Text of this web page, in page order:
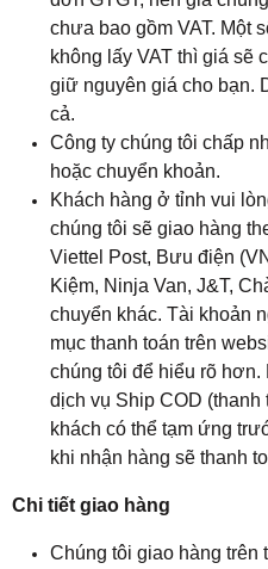
chưa bao gồm VAT. Một
không lấy VAT thì giá sẽ
giữ nguyên giá cho bạn.
cả.
Công ty chúng tôi chấp
hoặc chuyển khoản.
Khách hàng ở tỉnh vui
chúng tôi sẽ giao hàng
Viettel Post, Bưu điện
Kiệm, Ninja Van, J&T,
chuyển khác. Tài khoản
mục thanh toán trên
chúng tôi để hiểu rõ
dịch vụ Ship COD
khách có thể tạm ứng
khi nhận hàng sẽ thanh
Chi tiết giao hàng
Chúng tôi giao hàng trên